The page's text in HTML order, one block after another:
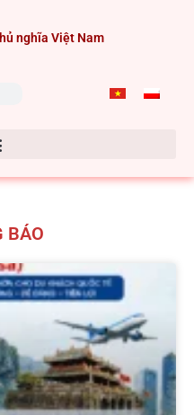
nghĩa Việt Nam
BÁO
PagePagePage